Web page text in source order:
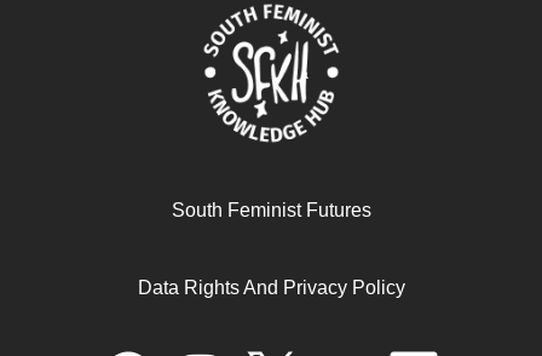
South Feminist Futures
Data Rights And Privacy Policy